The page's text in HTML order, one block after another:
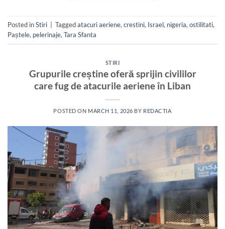
Posted inStiri Taggedatacuri aeriene, crestini, Israel, nigeria, ostilitati,
Paștele, pelerinaje, Tara Sfanta
STIRI
Grupurile creștine oferă sprijin civililor
care fug de atacurile aeriene în Liban
POSTED ON MARCH 11, 2026 BY REDACTIA